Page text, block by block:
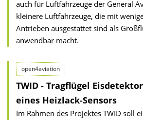
auch für Luftfahrzeuge der General
kleinere Luftfahrzeuge, die mit
Antrieben ausgestattet sind als
anwendbar macht.
open4aviation
TWID - Tragflügel
eines Heizlack-Sensors
Im Rahmen des Projektes TWID soll